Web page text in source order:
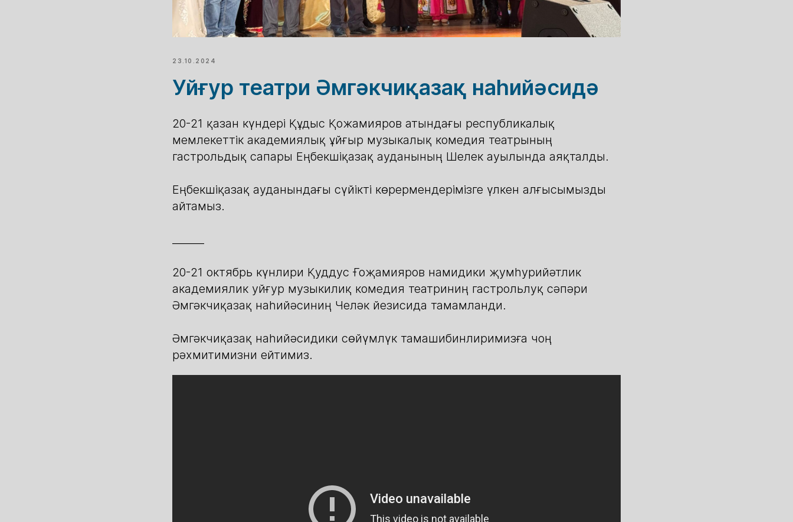
23.10.2024
Уйғур театри Әмгәкчиқазақ наһийәсидә
20-21 қазан күндері Құдыс Қожамияров атындағы республикалық
мемлекеттік академиялық ұйғыр музыкалық комедия театрының
гастрольдық сапары Еңбекшіқазақ ауданының Шелек ауылында аяқталды.
Еңбекшіқазақ ауданындағы сүйікті көрермендерімізге үлкен алғысымызды
айтамыз.
20-21 октябрь күнлири Қуддус Ғоҗамияров намидики җумһурийәтлик
академиялик уйғур музыкилиқ комедия театриниң гастрольлуқ сәпәри
Әмгәкчиқазақ наһийәсиниң Челәк йезисида тамамланди.
Әмгәкчиқазақ наһийәсидики сөйүмлүк тамашибинлиримизға чоң
рәхмитимизни ейтимиз.